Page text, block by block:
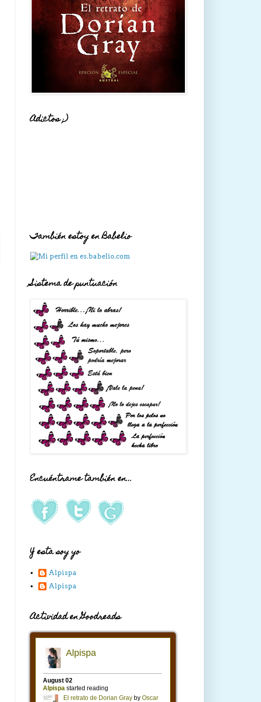
Adictos ;)
También estoy en Babelio
Sistema de puntuación
Encuéntrame también en...
Y esta soy yo
Alpispa
Alpispa
Actividad en Goodreads